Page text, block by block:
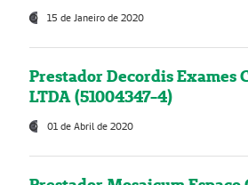
15 de Janeiro de 2020
Prestador Decordis Exames
LTDA (51004347-4)
01 de Abril de 2020